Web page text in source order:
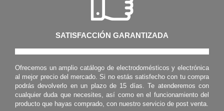
SATISFACCIÓN GARANTIZADA
Ofrecemos un amplio catálogo de electrodomésticos y electrónica
al mejor precio del mercado. Si no estás satisfecho con tu compra
podrás devolverlo en un plazo de 15 días. Te atenderemos con
cualquier duda que necesites, así como en el funcionamiento del
producto que hayas comprado, con nuestro servicio de post venta.